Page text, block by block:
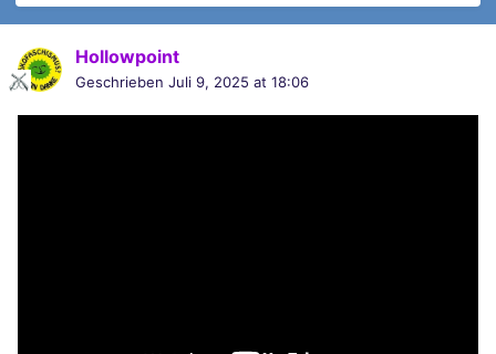
Hollowpoint
Geschrieben Juli 9, 2025 at 18:06